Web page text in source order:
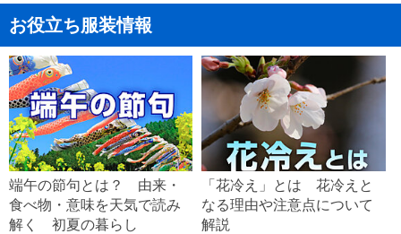
お役立ち服装情報
端午の節句とは？ 由来・
食べ物・意味を天気で読み
解く 初夏の暮らし
「花冷え」とは 花冷えと
なる理由や注意点について
解説